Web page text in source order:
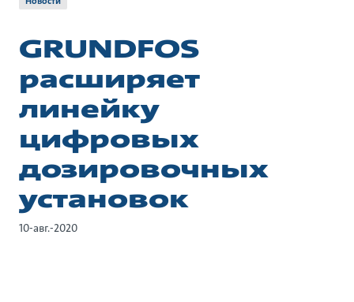
GRUNDFOS
расширяет
линейку
цифровых
дозировочных
установок
10-авг.-2020